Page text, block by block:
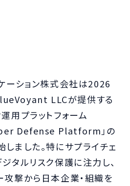
ーション株式会社は2026
LLCが提供する
用プラットフォーム
Defense Platform」の
ました。特にサプライチェ
タルリスク保護に注力し、
攻撃から日本企業・組織を